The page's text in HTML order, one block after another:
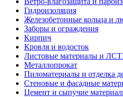
Гидроизоляция
Железобетонные кольца и
Заборы и ограждения
Кирпич
Кровля и водосток
Листовые материалы и
Металлопрокат
Пиломатериалы и отделка
Стеновые и фасадные
Цемент и сыпучие